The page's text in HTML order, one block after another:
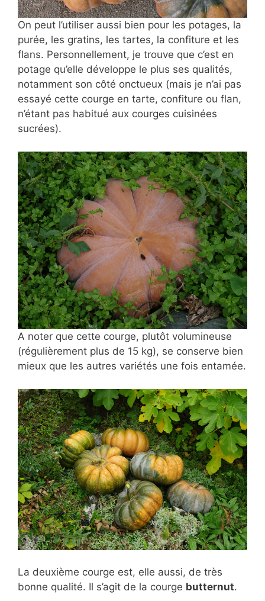
On peut l’utiliser aussi bien pour les potages, la
purée, les gratins, les tartes, la confiture et les
flans. Personnellement, je trouve que c’est en
potage qu’elle développe le plus ses qualités,
notamment son côté onctueux (mais je n’ai pas
essayé cette courge en tarte, confiture ou flan,
n’étant pas habitué aux courges cuisinées
sucrées).
A noter que cette courge, plutôt volumineuse
(régulièrement plus de 15 kg), se conserve bien
mieux que les autres variétés une fois entamée.
La deuxième courge est, elle aussi, de très
bonne qualité. Il s’agit de la courge butternut.